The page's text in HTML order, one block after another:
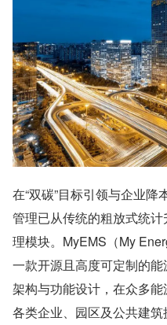
在“双碳”目标引领与企业
管理已从传统的粗放式统
理模块。MyEMS（My
一款开源且高度可定制的
架构与功能设计，在众多
各类企业、园区及公共建